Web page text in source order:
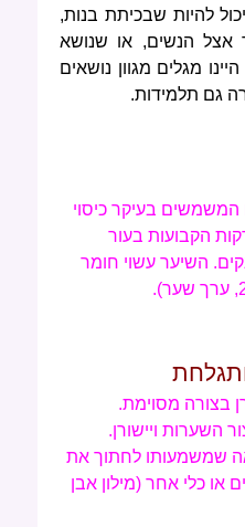
להיות שבכיתת בנות,
אצל הנשים, או שנושא
מגלים מגוון נושאים
גם תלמידות.
המשמשים בעיקר כיסוי
הקבועות בעור
השיער עשוי חומר
בצורה מסוימת.
השערות ויישורן.
שמשמעותו לחתוך את
או כלי אחר (מילון אבן